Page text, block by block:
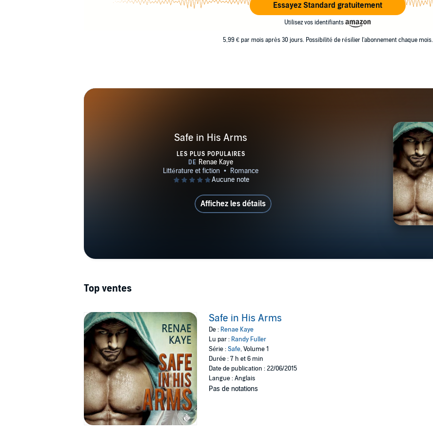
Essayez Standard gratuitement
Utilisez vos identifiants
5,99 € par mois après 30 jours. Possibilité de résilier l'abonnement chaque mois.
Safe in His Arms
LES PLUS POPULAIRES
Affichez les détails
Top ventes
Safe in His Arms
De : Renae Kaye
Lu par : Randy Fuller
Série :Safe, Volume 1
Durée : 7 h et 6 min
Date de publication : 22/06/2015
Langue : Anglais
Pas de notations